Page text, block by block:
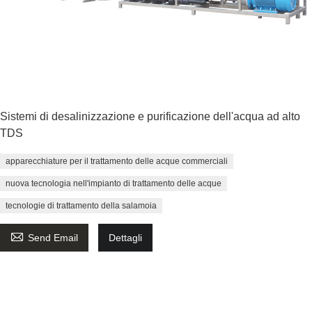
Sistemi di desalinizzazione e purificazione dell'acqua ad alto
TDS
apparecchiature per il trattamento delle acque commerciali
nuova tecnologia nell'impianto di trattamento delle acque
tecnologie di trattamento della salamoia
 Send Email Dettagli